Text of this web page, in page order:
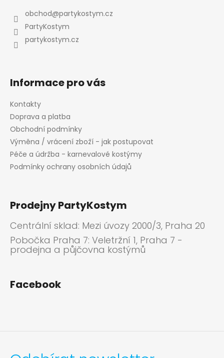
c
u
obchod@partykostym.cz
PartyKostym
partykostym.cz
Informace pro vás
Kontakty
Doprava a platba
Obchodní podmínky
Výměna / vrácení zboží - jak postupovat
Péče a údržba - karnevalové kostýmy
Podmínky ochrany osobních údajů
Prodejny PartyKostym
Centrální sklad: Mezi úvozy 2000/3, Praha 20
Pobočka Praha 7: Veletržní 1, Praha 7 -
prodejna a půjčovna kostýmů
Facebook